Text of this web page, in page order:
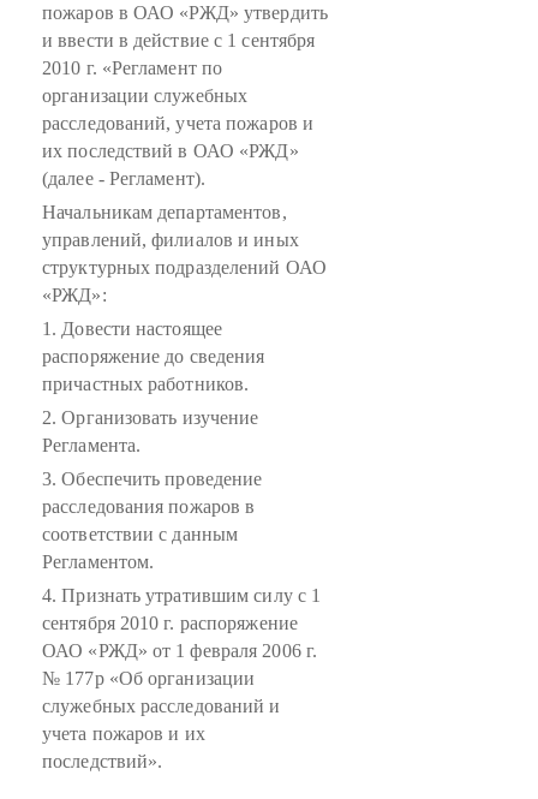
пожаров в ОАО «РЖД» утвердить
и ввести в действие с 1 сентября
2010 г. «Регламент по
организации служебных
расследований, учета пожаров и
их последствий в ОАО «РЖД»
(далее - Регламент).
Начальникам департаментов,
управлений, филиалов и иных
структурных подразделений ОАО
«РЖД»:
1. Довести настоящее
распоряжение до сведения
причастных работников.
2. Организовать изучение
Регламента.
3. Обеспечить проведение
расследования пожаров в
соответствии с данным
Регламентом.
4. Признать утратившим силу с 1
сентября 2010 г. распоряжение
ОАО «РЖД» от 1 февраля 2006 г.
№ 177р «Об организации
служебных расследований и
учета пожаров и их
последствий».